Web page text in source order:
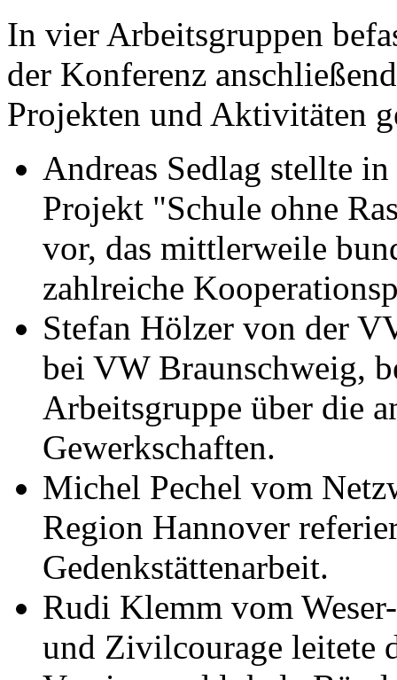
In vier Arbeitsgruppen
der Konferenz
Projekten und Aktivitäten
Andreas Sedlag stellte
Projekt "Schule ohne
vor, das mittlerweile
zahlreiche
Stefan Hölzer von der
bei VW Braunschweig,
Arbeitsgruppe über die
Gewerkschaften.
Michel Pechel vom
Region Hannover
Gedenkstättenarbeit.
Rudi Klemm vom
und Zivilcourage leitete